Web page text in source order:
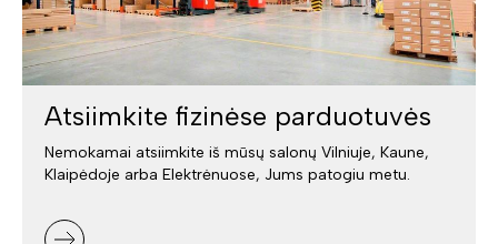
Atsiimkite fizinėse parduotuvės
Nemokamai atsiimkite iš mūsų salonų Vilniuje, Kaune,
Klaipėdoje arba Elektrėnuose, Jums patogiu metu.